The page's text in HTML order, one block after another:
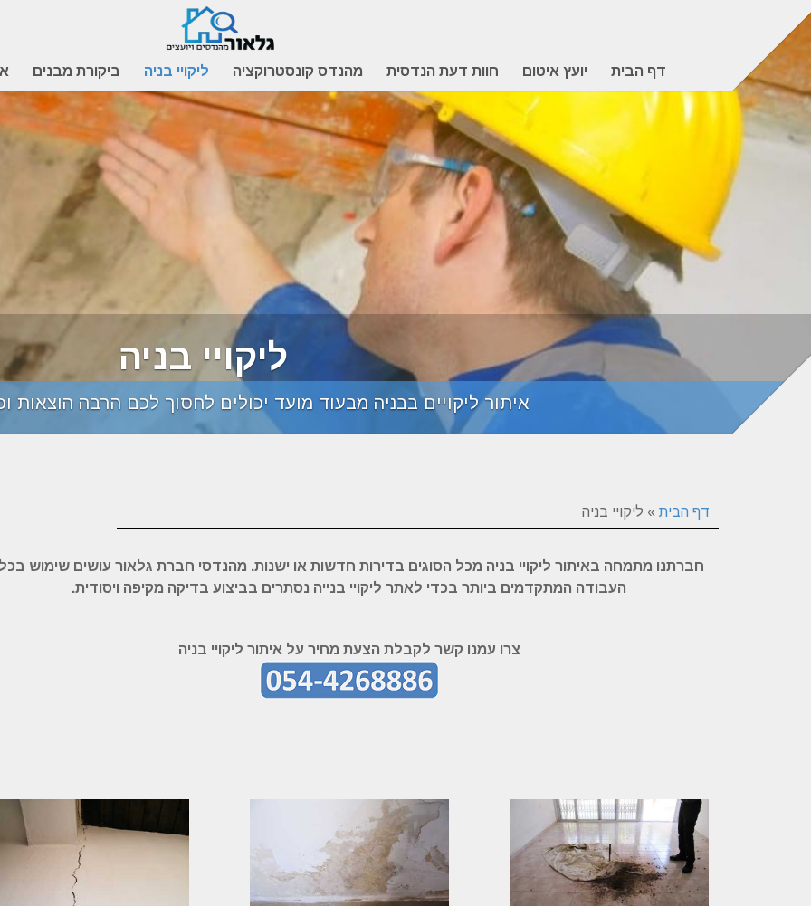
דף הבית יועץ איטום חוות דעת הנדסית מהנדס קונסטרוקציה ליקויי בניה ביקורת מבנים
ליקויי בניה
איתור ליקויים בבניה מבעוד מועד יכולים לחסוך לכם הרבה הוצאות
דף הבית » ליקויי בניה
חברתנו מתמחה באיתור ליקויי בניה מכל הסוגים בדירות חדשות או ישנות. מהנדסי חברת גלאור עושים שימוש
העבודה המתקדמים ביותר בכדי לאתר ליקויי בנייה נסתרים בביצוע בדיקה מקיפה ויסודית.
צרו עמנו קשר לקבלת הצעת מחיר על איתור ליקויי בניה